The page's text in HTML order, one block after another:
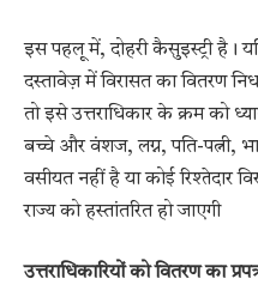
इस पहलू में, दोहरी कैसुइस्ट्री है।
दस्तावेज़ में विरासत का वितरण
तो इसे उत्तराधिकार के क्रम को
बच्चे और वंशज, लग्न, पति-पत्नी,
वसीयत नहीं है या कोई रिश्तेदार
राज्य को हस्तांतरित हो जाएगी
उत्तराधिकारियों को वितरण का